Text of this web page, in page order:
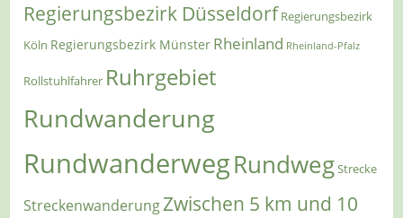
Regierungsbezirk Düsseldorf Regierungsbezirk
Köln Regierungsbezirk Münster Rheinland Rheinland-Pfalz
Rollstuhlfahrer Ruhrgebiet
Rundwanderung
RundwanderwegRundwegStrecke
StreckenwanderungZwischen 5 km und 10